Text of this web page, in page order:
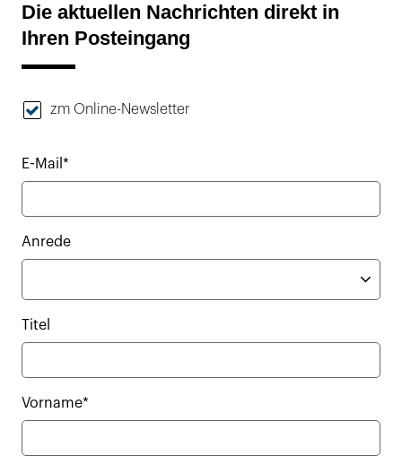
Die aktuellen Nachrichten direkt in
Ihren Posteingang
zm Online-Newsletter
E-Mail*
Anrede
Titel
Vorname*